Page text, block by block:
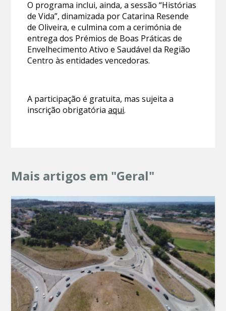
O programa inclui, ainda, a sessão “Histórias
de Vida”, dinamizada por Catarina Resende
de Oliveira, e culmina com a cerimónia de
entrega dos Prémios de Boas Práticas de
Envelhecimento Ativo e Saudável da Região
Centro às entidades vencedoras.
A participação é gratuita, mas sujeita a
inscrição obrigatóriaaqui.
Mais artigos em "Geral"